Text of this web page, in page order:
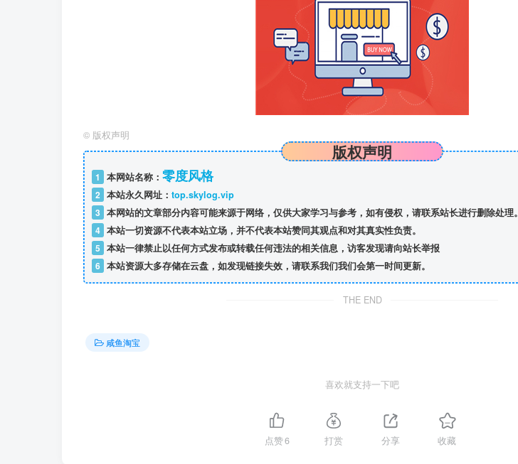
© 版权声明
版权声明
1 本网站名称： 零度风格
2 本站永久网址： top.skylog.vip
3 本网站的文章部分内容可能来源于网络，仅供大家学习与参考，如有侵权，请联系站长进行删除处理。
4 本站一切资源不代表本站立场，并不代表本站赞同其观点和对其真实性负责。
5 本站一律禁止以任何方式发布或转载任何违法的相关信息，访客发现请向站长举报
6 本站资源大多存储在云盘，如发现链接失效，请联系我们我们会第一时间更新。
THE END
咸鱼淘宝
喜欢就支持一下吧
点赞6 打赏 分享 收藏